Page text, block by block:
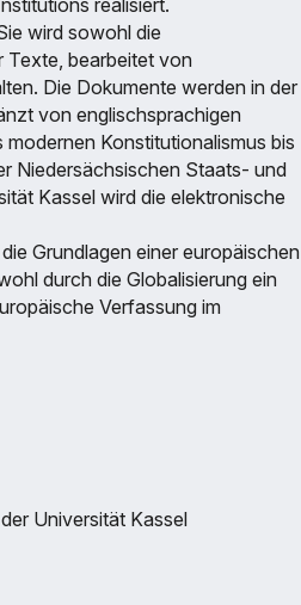
wird sowohl die
Texte, bearbeitet von
Die Dokumente werden in der
von englischsprachigen
Konstitutionalismus bis
Niedersächsischen Staats- und
Kassel wird die elektronische
Grundlagen einer europäischen
durch die Globalisierung ein
Verfassung im
Universität Kassel